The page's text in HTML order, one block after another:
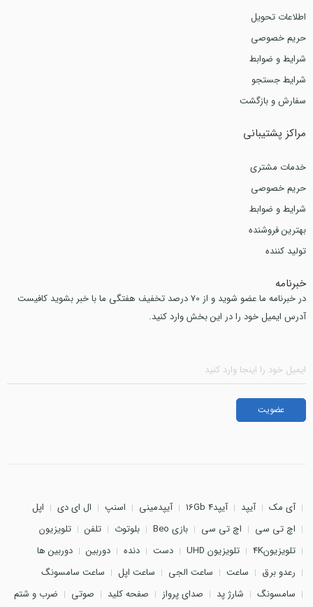
اطلاعات تحویل
حریم خصوصی
شرایط و ضوابط
شرایط جستجو
سفارش و بازگشت
مراکز پشتیبانی
خدمات مشتری
حریم خصوصی
شرایط و ضوابط
بهترین فروشنده
تولید کننده
خبرنامه
در خبرنامه ما عضو شوید و از 70 درصد تخفیف هفتگی ما با خبر بشوید کافیست
آدرس ایمیل خود را در این بخش وارد کنید.
آی مک آیپد آیپد4 16Gb آیپدمینی اسنپ ال ای دی
اپل
اچ تی سی
اچ تی سی بازی Beo بلوتوث تلفن
تلویزیون
تلویزیون4K
تلویزیون UHD دست دنده دوربین
دوربین ها
رعدو برق
ساعت ساعت الجی ساعت اپل
ساعت سامسونگ
سامسونگ
شارژ پد صدای پرواز صفحه کلید صوتی ضرب و شتم